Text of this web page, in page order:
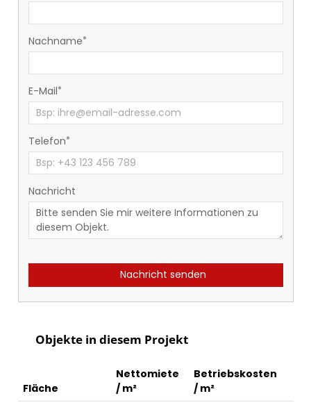
Nachname
E-Mail
Telefon
Nachricht
Nachricht senden
Objekte in diesem Projekt
Fläche
Nettomiete
/ m²
Betriebskosten
/ m²